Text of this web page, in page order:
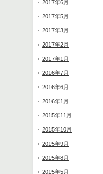
2017年6月
2017年5月
2017年3月
2017年2月
2017年1月
2016年7月
2016年6月
2016年1月
2015年11月
2015年10月
2015年9月
2015年8月
2015年5月